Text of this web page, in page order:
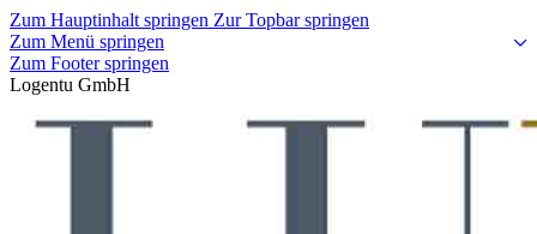
Zum Hauptinhalt springen Zur Topbar springen
Zum Menü springen
Zum Footer springen
Logentu GmbH